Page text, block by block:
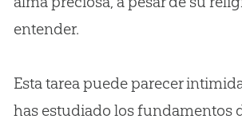
entender.
Esta tarea puede parecer
has estudiado los fundamentos